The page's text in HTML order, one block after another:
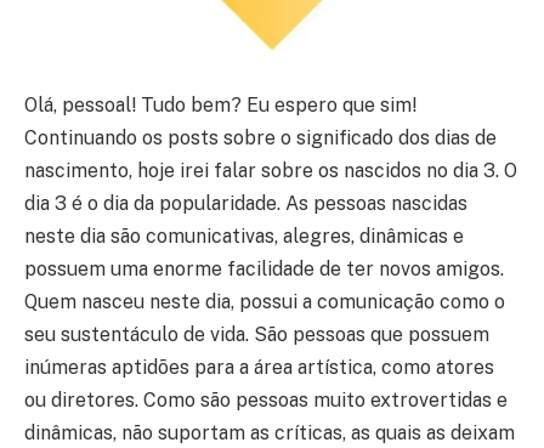
Olá, pessoal! Tudo bem? Eu espero que sim!
Continuando os posts sobre o significado dos dias de
nascimento, hoje irei falar sobre os nascidos no dia 3. O
dia 3 é o dia da popularidade. As pessoas nascidas
neste dia são comunicativas, alegres, dinâmicas e
possuem uma enorme facilidade de ter novos amigos.
Quem nasceu neste dia, possui a comunicação como o
seu sustentáculo de vida. São pessoas que possuem
inúmeras aptidões para a área artística, como atores
ou diretores. Como são pessoas muito extrovertidas e
dinâmicas, não suportam as críticas, as quais as deixam